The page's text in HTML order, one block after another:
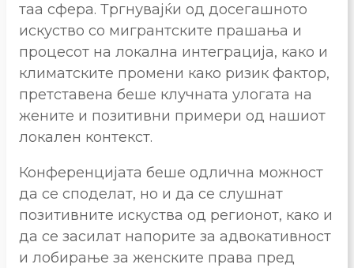
таа сфера. Тргнувајќи од досегашното
искуство со мигрантските прашања и
процесот на локална интеграција, како и
климатските промени како ризик фактор,
претставена беше клучната улогата на
жените и позитивни примери од нашиот
локален контекст.
Конференцијата беше одлична можност
да се споделат, но и да се слушнат
позитивните искуства од регионот, како и
да се засилат напорите за адвокативност
и лобирање за женските права пред